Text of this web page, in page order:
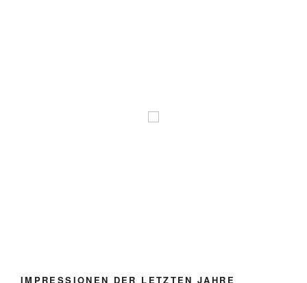
IMPRESSIONEN DER LETZTEN JAHRE